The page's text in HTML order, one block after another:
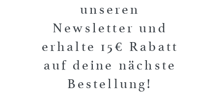
unseren
Newsletter und
erhalte 15€ Rabatt
auf deine nächste
Bestellung!